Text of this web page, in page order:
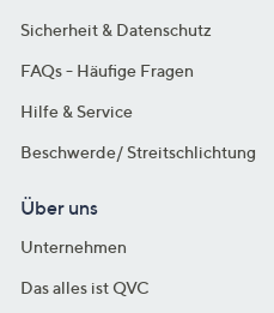
Sicherheit & Datenschutz
FAQs - Häufige Fragen
Hilfe & Service
Beschwerde/ Streitschlichtung
Über uns
Unternehmen
Das alles ist QVC